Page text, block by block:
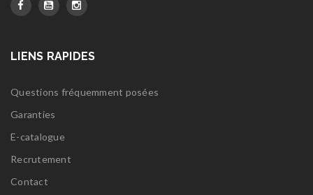
LIENS RAPIDES
Questions fréquemment posées
Garanties
E-catalogue
Recrutement
Contact